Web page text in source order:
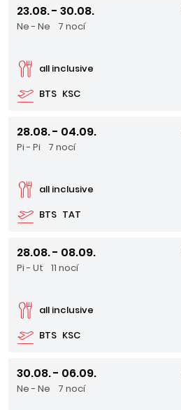
23.08. - 30.08.
Ne - Ne 7 nocí
BTS KSC
all inclusive
28.08. - 04.09.
Pi - Pi 7 nocí
BTS TAT
all inclusive
28.08. - 08.09.
Pi - Ut 11 nocí
BTS KSC
all inclusive
30.08. - 06.09.
Ne - Ne 7 nocí